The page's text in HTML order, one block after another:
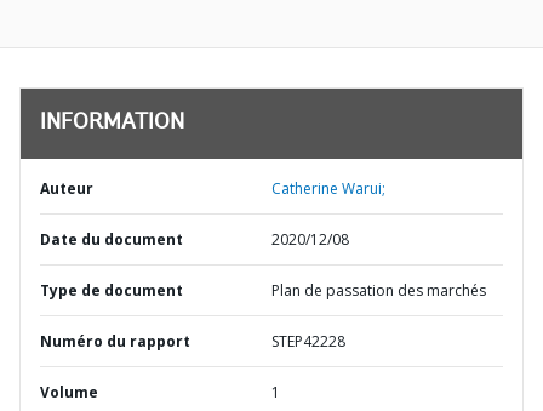
INFORMATION
Auteur Catherine Warui;
Date du document 2020/12/08
Type de document Plan de passation des marchés
Numéro du rapport STEP42228
Volume 1